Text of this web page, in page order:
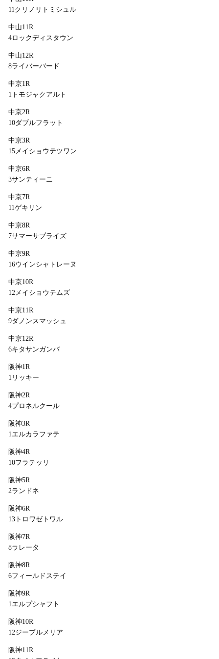
11クリノリトミシュル
中山11R
4ロックディスタウン
中山12R
8ライバーバード
中京1R
1トモジャクアルト
中京2R
10ダブルフラット
中京3R
15メイショウテツワン
中京6R
3サンティーニ
中京7R
11ゲキリン
中京8R
7サマーサプライズ
中京9R
16ウインシャトレーヌ
中京10R
12メイショウテムズ
中京11R
9ダノンスマッシュ
中京12R
6キタサンガンバ
阪神1R
1リッキー
阪神2R
4プロネルクール
阪神3R
1エルカラファテ
阪神4R
10フラテッリ
阪神5R
2ランドネ
阪神6R
13トロワゼトワル
阪神7R
8ラレータ
阪神8R
6フィールドステイ
阪神9R
1エルプシャフト
阪神10R
12ジープルメリア
阪神11R